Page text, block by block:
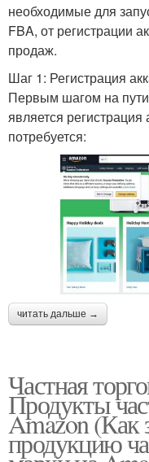
необходимые для
FBA, от регистрации
продаж.
Шаг 1: Регистрация
Первым шагом на
является
потребуется:
читать дальше →
Частная
Продукты
Amazon (Как
продукцию